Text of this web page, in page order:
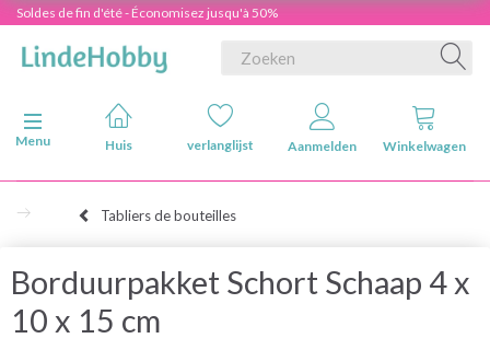
Soldes de fin d'été - Économisez jusqu'à 50%
Navigatie in-/uitschakelen
Menu
Huis verlanglijst Aanmelden Winkelwagen
Tabliers de bouteilles
Borduurpakket Schort Schaap 4 x
10 x 15 cm